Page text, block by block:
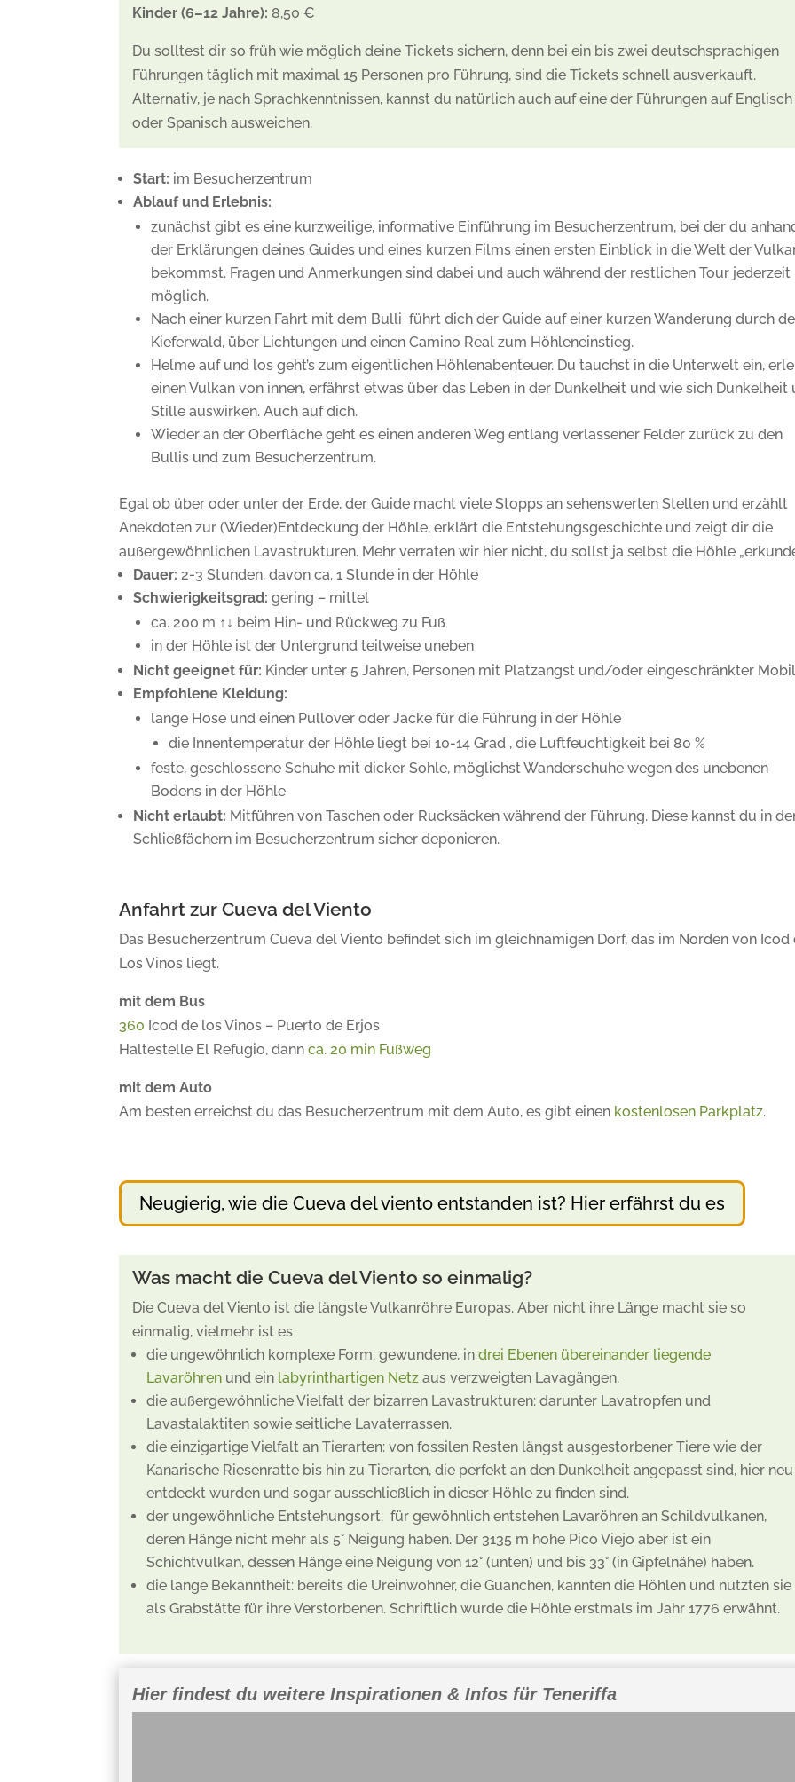
Kinder (6–12 Jahre): 8,50 €
Du solltest dir so früh wie möglich deine Tickets sichern, denn bei ein bis zwei deutschsprachigen
Führungen täglich mit maximal 15 Personen pro Führung, sind die Tickets schnell ausverkauft.
Alternativ, je nach Sprachkenntnissen, kannst du natürlich auch auf eine der Führungen auf Englisch
oder Spanisch ausweichen.
Start: im Besucherzentrum
Ablauf und Erlebnis:
zunächst gibt es eine kurzweilige, informative Einführung im Besucherzentrum, bei der du
der Erklärungen deines Guides und eines kurzen Films einen ersten Einblick in die Welt der
bekommst. Fragen und Anmerkungen sind dabei und auch während der restlichen Tour jederzeit
möglich.
Nach einer kurzen Fahrt mit dem Bulli führt dich der Guide auf einer kurzen Wanderung durch
Kieferwald, über Lichtungen und einen Camino Real zum Höhleneinstieg.
Helme auf und los geht’s zum eigentlichen Höhlenabenteuer. Du tauchst in die Unterwelt ein,
einen Vulkan von innen, erfährst etwas über das Leben in der Dunkelheit und wie sich Dunkelheit
Stille auswirken. Auch auf dich.
Wieder an der Oberfläche geht es einen anderen Weg entlang verlassener Felder zurück zu den
Bullis und zum Besucherzentrum.
Egal ob über oder unter der Erde, der Guide macht viele Stopps an sehenswerten Stellen und erzählt
Anekdoten zur (Wieder)Entdeckung der Höhle, erklärt die Entstehungsgeschichte und zeigt dir die
außergewöhnlichen Lavastrukturen. Mehr verraten wir hier nicht, du sollst ja selbst die Höhle
Dauer: 2-3 Stunden, davon ca. 1 Stunde in der Höhle
Schwierigkeitsgrad: gering – mittel
ca. 200 m ↑↓ beim Hin- und Rückweg zu Fuß
in der Höhle ist der Untergrund teilweise uneben
Nicht geeignet für: Kinder unter 5 Jahren, Personen mit Platzangst und/oder eingeschränkter
Empfohlene Kleidung:
lange Hose und einen Pullover oder Jacke für die Führung in der Höhle
die Innentemperatur der Höhle liegt bei 10-14 Grad , die Luftfeuchtigkeit bei 80 %
feste, geschlossene Schuhe mit dicker Sohle, möglichst Wanderschuhe wegen des unebenen
Bodens in der Höhle
Nicht erlaubt: Mitführen von Taschen oder Rucksäcken während der Führung. Diese kannst du in
Schließfächern im Besucherzentrum sicher deponieren.
Anfahrt zur Cueva del Viento
Das Besucherzentrum Cueva del Viento befindet sich im gleichnamigen Dorf, das im Norden von Icod
Los Vinos liegt.
mit dem Bus
360 Icod de los Vinos – Puerto de Erjos
Haltestelle El Refugio, dannca. 20 min Fußweg
mit dem Auto
Am besten erreichst du das Besucherzentrum mit dem Auto, es gibt einen kostenlosen Parkplatz.
Neugierig, wie die Cueva del viento entstanden ist? Hier erfährst du es
Was macht die Cueva del Viento so einmalig?
Die Cueva del Viento ist die längste Vulkanröhre Europas. Aber nicht ihre Länge macht sie so
einmalig, vielmehr ist es
die ungewöhnlich komplexe Form: gewundene, indrei Ebenen übereinander liegende
Lavaröhren und ein labyrinthartigen Netz aus verzweigten Lavagängen.
die außergewöhnliche Vielfalt der bizarren Lavastrukturen: darunter Lavatropfen und
Lavastalaktiten sowie seitliche Lavaterrassen.
die einzigartige Vielfalt an Tierarten: von fossilen Resten längst ausgestorbener Tiere wie der
Kanarische Riesenratte bis hin zu Tierarten, die perfekt an den Dunkelheit angepasst sind, hier neu
entdeckt wurden und sogar ausschließlich in dieser Höhle zu finden sind.
der ungewöhnliche Entstehungsort: für gewöhnlich entstehen Lavaröhren an Schildvulkanen,
deren Hänge nicht mehr als 5° Neigung haben. Der 3135 m hohe Pico Viejo aber ist ein
Schichtvulkan, dessen Hänge eine Neigung von 12° (unten) und bis 33° (in Gipfelnähe) haben.
die lange Bekanntheit: bereits die Ureinwohner, die Guanchen, kannten die Höhlen und nutzten sie
als Grabstätte für ihre Verstorbenen. Schriftlich wurde die Höhle erstmals im Jahr 1776 erwähnt.
Hier findest du weitere Inspirationen & Infos für Teneriffa